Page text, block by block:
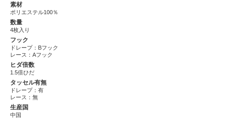
素材
ポリエステル100％
数量
4枚入り
フック
ドレープ：Bフック
レース：Aフック
ヒダ倍数
1.5倍ひだ
タッセル有無
ドレープ：有
レース：無
生産国
中国